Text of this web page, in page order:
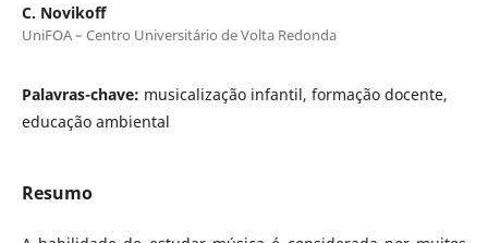
C. Novikoff
UniFOA – Centro Universitário de Volta Redonda
Palavras-chave: musicalização infantil, formação docente,
educação ambiental
Resumo